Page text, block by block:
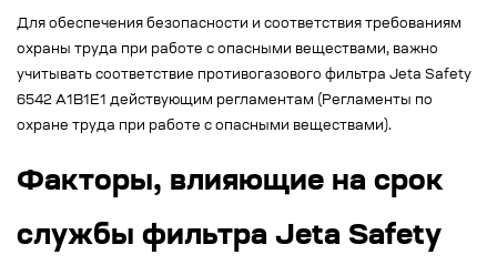
Для обеспечения безопасности и соответствия требованиям
охраны труда при работе с опасными веществами, важно
учитывать соответствие противогазового фильтра Jeta Safety
6542 A1B1E1 действующим регламентам (Регламенты по
охране труда при работе с опасными веществами).
Факторы, влияющие на срок
службы фильтра Jeta Safety